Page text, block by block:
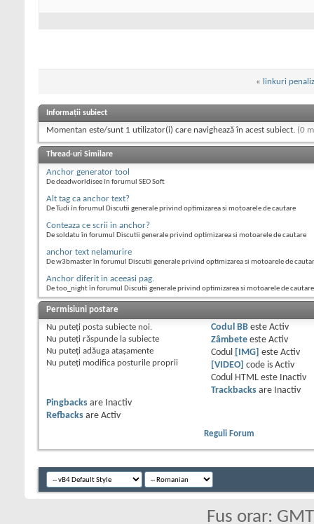
« linkuri
Informații subiect
Momentan este/sunt 1 utilizator(i) care navighează în acest subiect. (0
Thread-uri Similare
Anchor generator tool
De deadworldisee în forumul SEO Soft
Alt tag ca anchor text?
De Tudi în forumul Discutii generale privind optimizarea si motoarele de cautare
Conteaza ce scrii in anchor?
De soldatu în forumul Discutii generale privind optimizarea si motoarele de cautare
anchor text nelamurire
De w3bmaster în forumul Discutii generale privind optimizarea si motoarele de
Anchor diferit in aceeasi pag.
De too_night în forumul Discutii generale privind optimizarea si motoarele de cautare
Permisiuni postare
Nu puteţi posta subiecte noi.
Nu puteţi răspunde la subiecte
Nu puteţi adăuga ataşamente
Nu puteţi modifica posturile proprii
Codul BBeste Activ
Zâmbeteeste Activ
Codul
[IMG] este Activ
[VIDEO]
code is Activ
Codul HTML este
Inactiv
Trackbacksare
Inactiv
Pingbacks are
Inactiv
Refbacks are Activ
Reguli Forum
Fus orar: